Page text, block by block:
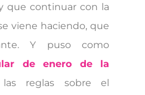
que continuar con la
viene haciendo, que
Y puso como
de enero de la
reglas sobre el